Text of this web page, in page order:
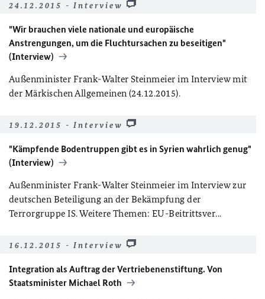
24.12.2015 - Interview
"Wir brauchen viele nationale und europäische
Anstrengungen, um die Fluchtursachen zu beseitigen"
(Interview)
Außenminister Frank-Walter Steinmeier im Interview mit
der Märkischen Allgemeinen (24.12.2015).
19.12.2015 - Interview
"Kämpfende Bodentruppen gibt es in Syrien wahrlich genug"
(Interview)
Außenminister Frank-Walter Steinmeier im Interview zur
deutschen Beteiligung an der Bekämpfung der
Terrorgruppe IS. Weitere Themen: EU-Beitrittsver...
16.12.2015 - Interview
Integration als Auftrag der Vertriebenenstiftung. Von
Staatsminister Michael Roth